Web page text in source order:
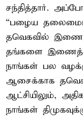
சந்தித்தார்.
“பழைய
தவெகவில்
தங்களை
நாங்கள் பல
ஆசைக்காக
ஆட்சியிலும்,
நாங்கள்